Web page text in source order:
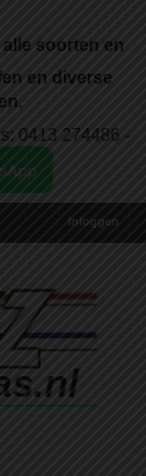
soorten en
en diverse
0413 274486 -
Inloggen